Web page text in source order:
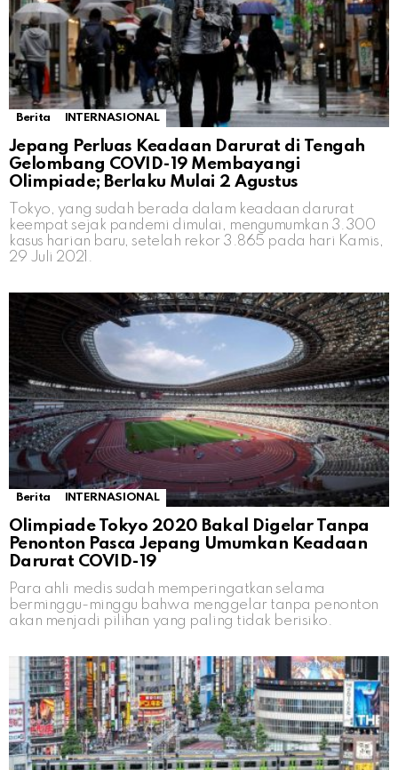
Berita INTERNASIONAL
Jepang Perluas Keadaan Darurat di Tengah
Gelombang COVID-19 Membayangi
Olimpiade; Berlaku Mulai 2 Agustus
Tokyo, yang sudah berada dalam keadaan darurat
keempat sejak pandemi dimulai, mengumumkan 3.300
kasus harian baru, setelah rekor 3.865 pada hari Kamis,
29 Juli 2021.
Berita INTERNASIONAL
Olimpiade Tokyo 2020 Bakal Digelar Tanpa
Penonton Pasca Jepang Umumkan Keadaan
Darurat COVID-19
Para ahli medis sudah memperingatkan selama
berminggu-minggu bahwa menggelar tanpa penonton
akan menjadi pilihan yang paling tidak berisiko.